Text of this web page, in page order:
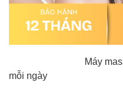
Máy
mỗi ngày